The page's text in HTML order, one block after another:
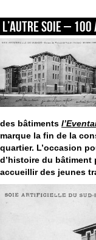
L’AUTRE SOIE –
des bâtiments
marque la fin de la
quartier. L’occasion
d’histoire du bâtiment
accueillir des jeunes